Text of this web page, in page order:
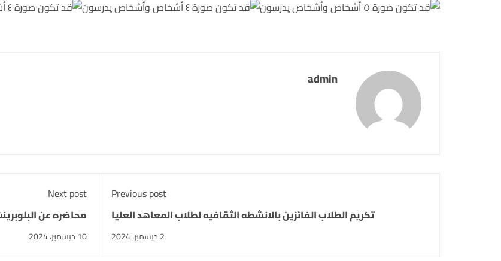
admin
Previous post
تكريم الطلاب الفائزين بالانشطه الثقافيه لطلاب المعاهد العليا
2 ديسمبر، 2024
Next post
محاضره عن
10 ديسمبر، 2024